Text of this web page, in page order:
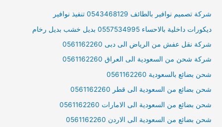
شركة تصميم نوافير بالطائف 0543468129 تنفيذ نوافير
ديكورات داخلية بالاحساء 0557534995 بديل خشب بديل رخام
شركة نقل عفش من الرياض الى دبى 0561162260
شركة شحن من السعودية الى العراق 0561162260
شحن بضائع بالسعودية 0561162260
شحن بضائع من السعودية الى قطر 0561162260
شحن بضائع من السعودية الى الامارات 0561162260
شحن بضائع من السعودية الى الاردن 0561162260